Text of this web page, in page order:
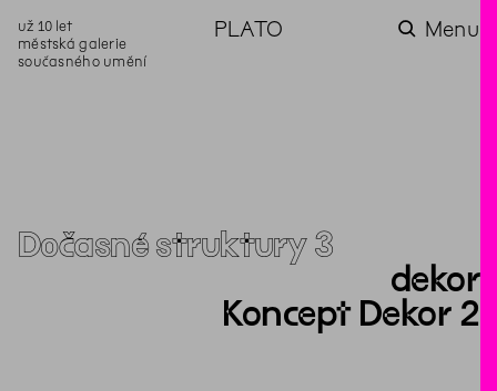
už 10 let
městská galerie
současného umění
PLATO Menu
Dočasné struktury 3
dekor
Koncept Dekor 2